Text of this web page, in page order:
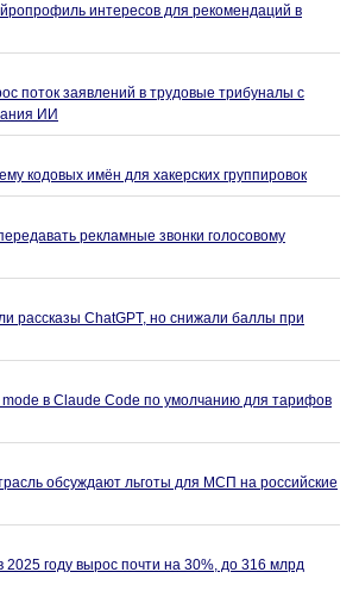
интересов для рекомендаций в
поток заявлений в трудовые трибуналы с
ИИ
кодовых имён для хакерских группировок
рекламные звонки голосовому
рассказы ChatGPT, но снижали баллы при
mode в Claude Code по умолчанию для тарифов
обсуждают льготы для МСП на российские
2025 году вырос почти на 30%, до 316 млрд